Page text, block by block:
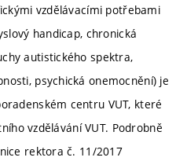
vzdělávacími potřebami
handicap, chronická
autistického spektra,
psychická onemocnění) je
centru VUT, které
vzdělávání VUT. Podrobně
rektora č. 11/2017